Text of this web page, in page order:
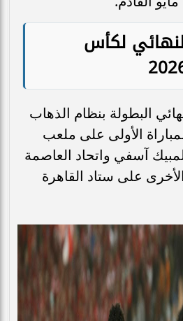
لكأس
البطولة بنظام الذهاب
الأولى على ملعب
آسفي واتحاد العاصمة
على ستاد القاهرة